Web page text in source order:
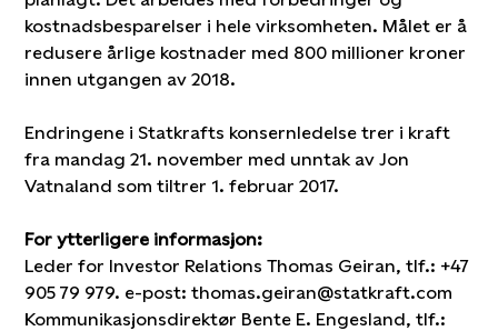
kostnadsbesparelser i hele virksomheten. Målet er å
redusere årlige kostnader med 800 millioner kroner
innen utgangen av 2018.
Endringene i Statkrafts konsernledelse trer i kraft
fra mandag 21. november med unntak av Jon
Vatnaland som tiltrer 1. februar 2017.
For ytterligere informasjon:
Leder for Investor Relations Thomas Geiran, tlf.: +47
905 79 979. e-post: thomas.geiran@statkraft.com
Kommunikasjonsdirektør Bente E. Engesland, tlf.: